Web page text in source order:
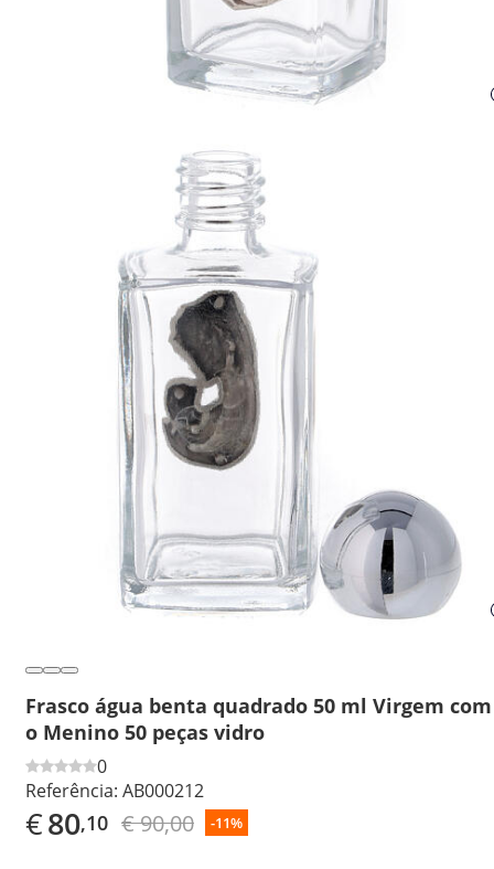
Frasco água benta quadrado 50 ml Virgem com
o Menino 50 peças vidro
0
Referência: AB000212
€80,10 € 90,00 -11%